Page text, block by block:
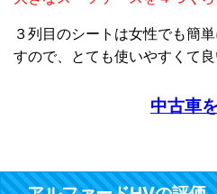
３列目のシートは女性でも簡
すので、とても使いやすくて良
中古車